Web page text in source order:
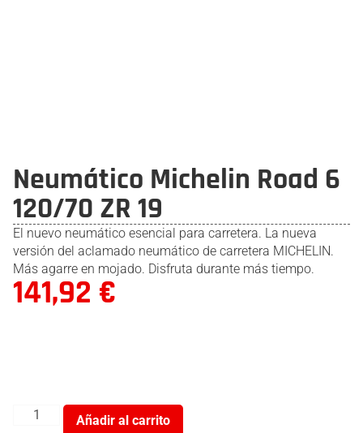
Neumático Michelin Road 6
120/70 ZR 19
El nuevo neumático esencial para carretera. La nueva
versión del aclamado neumático de carretera MICHELIN.
Más agarre en mojado. Disfruta durante más tiempo.
141,92 €
Añadir al carrito